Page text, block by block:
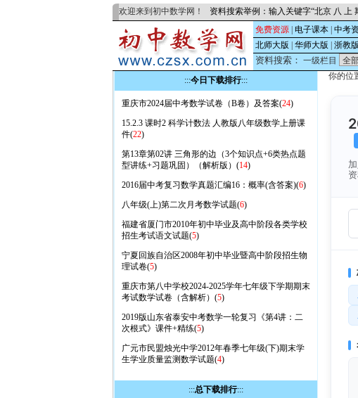
欢迎来到初中数学网！ 资料搜索举例：输入关键字“北京 八 上
免费资源 电子课本 中考
北师大版
华师大版 浙教版
资料搜索： 一级栏目
:::今日下载排行:::
重庆市2024届中考数学试卷（B卷）及答案(24)
15.2.3 课时2 科学计数法 人教版八年级数学上册课
件(22)
第13章第02讲 三角形的边（3个知识点+6类热点题
型讲练+习题巩固）（解析版）(14)
2016届中考复习数学真题汇编16：概率(含答案)(6)
八年级(上)第二次月考数学试题(6)
福建省厦门市2010年初中毕业及高中阶段各类学校
招生考试语文试题(5)
宁夏回族自治区2008年初中毕业暨高中阶段招生物
理试卷(5)
重庆市第八中学校2024-2025学年七年级下学期期末
考试数学试卷（含解析）(5)
2019版山东省泰安中考数学一轮复习《第4讲：二
次根式》课件+精练(5)
广元市民盟烛光中学2012年春季七年级(下)期末学
生学业质量监测数学试题(4)
:::总下载排行:::
你的位